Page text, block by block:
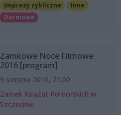
Imprezy cykliczne
Inne
Darmowe
Zamkowe Noce Filmowe
2016 [program]
9 sierpnia 2016, 21:00
Zamek Książąt Pomorskich w
Szczecinie